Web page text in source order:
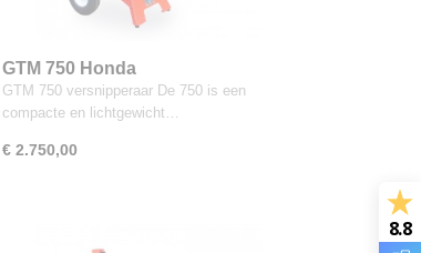
GTM 750 Honda
GTM 750 versnipperaar De 750 is een
compacte en lichtgewicht…
€ 2.750,00
8.8